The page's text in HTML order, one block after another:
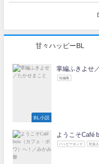
甘々ハッピーBL
BL小説
掌編ふきよせ
短編集
ようこそCafé
ハッピーエンド 社会人